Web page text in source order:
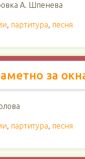
А. Шпенева
, партитура, песня
за
, партитура, песня